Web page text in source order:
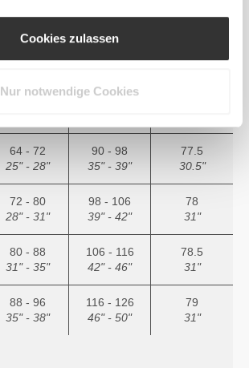
Cookies zulassen
Nur notwendige Cookies
64 - 72
25" - 28"
90 - 98
35" - 39"
77.5
30.5"
72 - 80
28" - 31"
98 - 106
39" - 42"
78
31"
80 - 88
31" - 35"
106 - 116
42" - 46"
78.5
31"
88 - 96
35" - 38"
116 - 126
46" - 50"
79
31"